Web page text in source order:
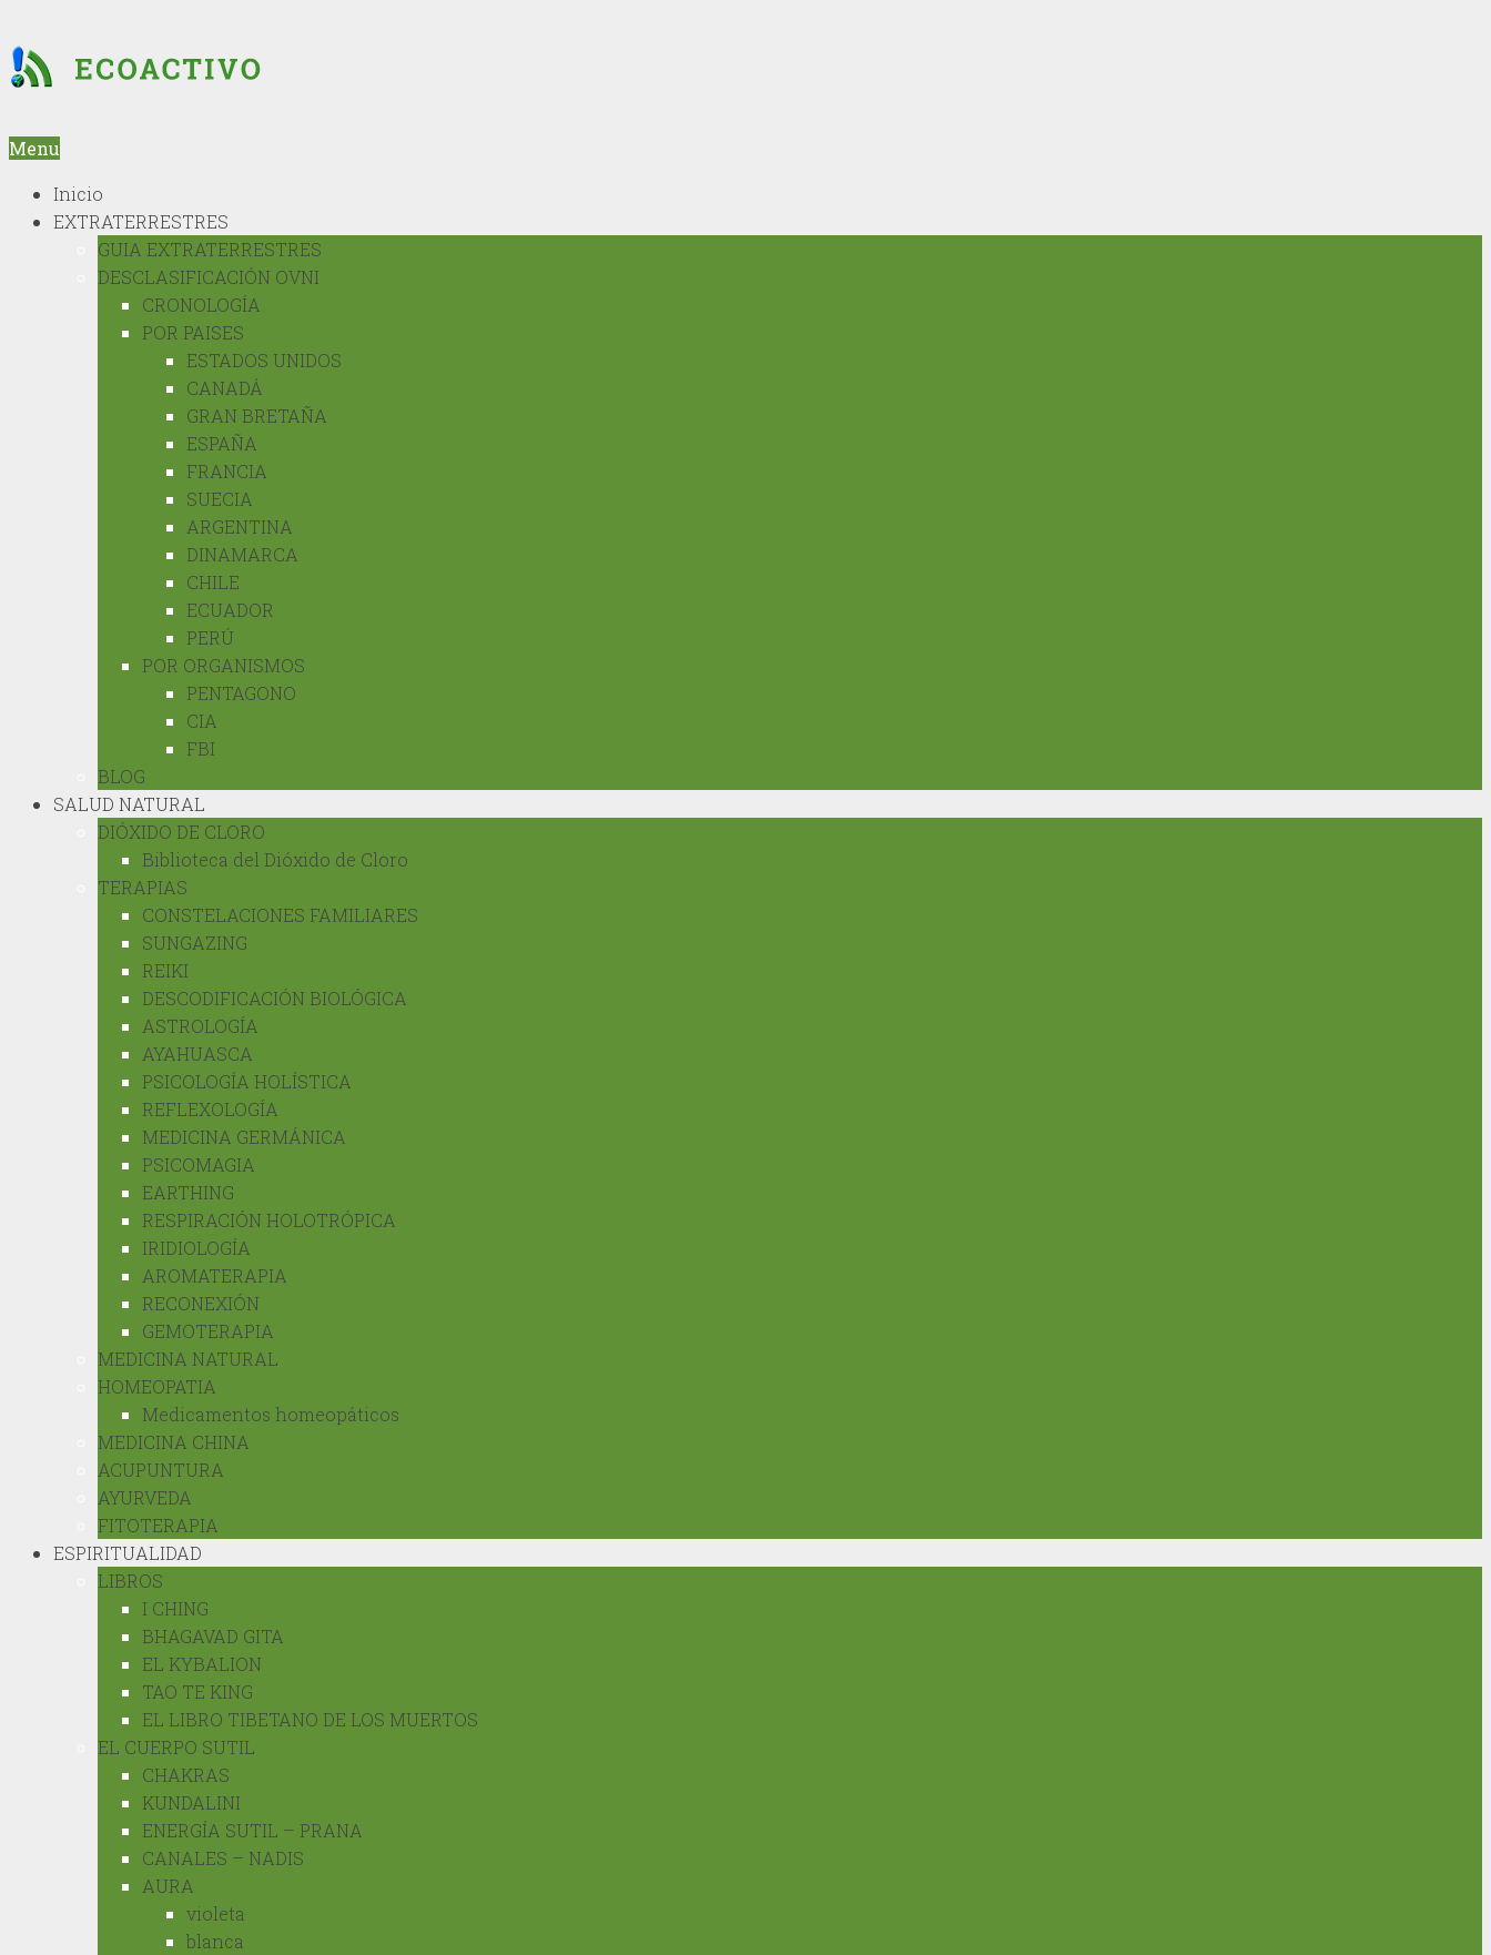
Menu
Inicio
EXTRATERRESTRES
GUIA EXTRATERRESTRES
DESCLASIFICACIÓN OVNI
CRONOLOGÍA
POR PAISES
ESTADOS UNIDOS
CANADÁ
GRAN BRETAÑA
ESPAÑA
FRANCIA
SUECIA
ARGENTINA
DINAMARCA
CHILE
ECUADOR
PERÚ
POR ORGANISMOS
PENTAGONO
CIA
FBI
BLOG
SALUD NATURAL
DIÓXIDO DE CLORO
Biblioteca del Dióxido de Cloro
TERAPIAS
CONSTELACIONES FAMILIARES
SUNGAZING
REIKI
DESCODIFICACIÓN BIOLÓGICA
ASTROLOGÍA
AYAHUASCA
PSICOLOGÍA HOLÍSTICA
REFLEXOLOGÍA
MEDICINA GERMÁNICA
PSICOMAGIA
EARTHING
RESPIRACIÓN HOLOTRÓPICA
IRIDIOLOGÍA
AROMATERAPIA
RECONEXIÓN
GEMOTERAPIA
MEDICINA NATURAL
HOMEOPATIA
Medicamentos homeopáticos
MEDICINA CHINA
ACUPUNTURA
AYURVEDA
FITOTERAPIA
ESPIRITUALIDAD
LIBROS
I CHING
BHAGAVAD GITA
EL KYBALION
TAO TE KING
EL LIBRO TIBETANO DE LOS MUERTOS
EL CUERPO SUTIL
CHAKRAS
KUNDALINI
ENERGÍA SUTIL – PRANA
CANALES – NADIS
AURA
violeta
blanca